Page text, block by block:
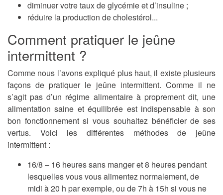
diminuer votre taux de glycémie et d’insuline ;
réduire la production de cholestérol...
Comment pratiquer le jeûne
intermittent ?
Comme nous l’avons expliqué plus haut, il existe plusieurs
façons de pratiquer le jeûne intermittent. Comme il ne
s’agit pas d’un régime alimentaire à proprement dit, une
alimentation saine et équilibrée est indispensable à son
bon fonctionnement si vous souhaitez bénéficier de ses
vertus. Voici les différentes méthodes de jeûne
intermittent :
16/8 – 16 heures sans manger et 8 heures pendant
lesquelles vous vous alimentez normalement, de
midi à 20 h par exemple, ou de 7h à 15h si vous ne